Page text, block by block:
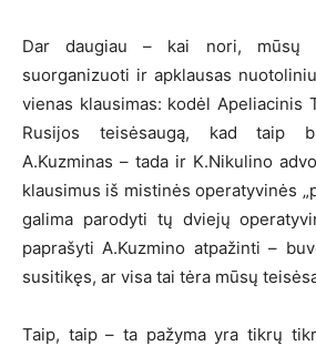
Dar daugiau – kai nori, mūsų
suorganizuoti ir apklausas
vienas klausimas: kodėl Apeliacinis
Rusijos teisėsaugą, kad taip
A.Kuzminas – tada ir K.Nikulino
klausimus iš mistinės operatyvinės
galima parodyti tų dviejų
paprašyti A.Kuzmino atpažinti –
susitikęs, ar visa tai tėra mūsų
Taip, taip – ta pažyma yra tikrų